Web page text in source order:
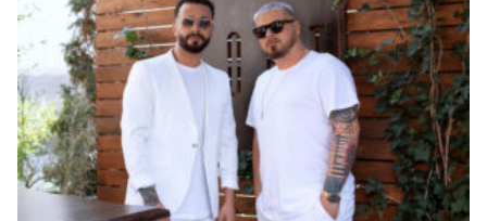
”Nafije”. Ky projekt e ka pozicionuar këngëtarin në
vend të 10-të...